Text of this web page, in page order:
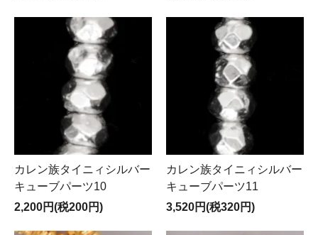
カレン族タイニィシルバー
キューブパーツ10
2,200円(税200円)
カレン族タイニィシルバー
キューブパーツ11
3,520円(税320円)